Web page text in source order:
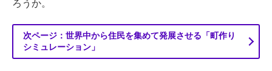
ろうか。
次ページ：世界中から住民を集めて発展させる「町作り
シミュレーション」